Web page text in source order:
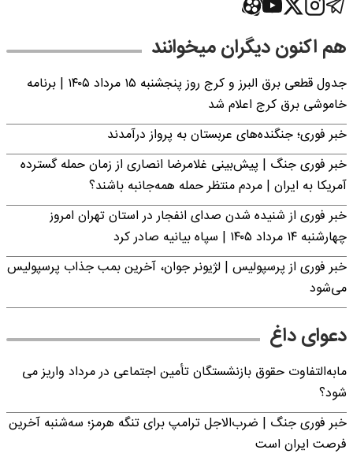
هم اکنون دیگران میخوانند
جدول قطعی برق البرز و کرج روز پنجشنبه ۱۵ مرداد ۱۴۰۵ | برنامه
خاموشی برق کرج اعلام شد
خبر فوری؛ جنگنده‌های عربستان به پرواز درآمدند
خبر فوری جنگ | پیش‌بینی غلامرضا انصاری از زمان حمله گسترده
آمریکا به ایران | مردم منتظر حمله همه‌جانبه باشند؟
خبر فوری از شنیده شدن صدای انفجار در استان تهران امروز
چهارشنبه ۱۴ مرداد ۱۴۰۵ | سپاه بیانیه صادر کرد
خبر فوری از پرسپولیس | لژیونر جوان، آخرین بمب جذاب پرسپولیس
می‌شود
دعوای داغ
مابه‌التفاوت حقوق بازنشستگان تأمین اجتماعی در مرداد واریز می
شود؟
خبر فوری جنگ | ضرب‌الاجل ترامپ برای تنگه هرمز؛ سه‌شنبه آخرین
فرصت ایران است